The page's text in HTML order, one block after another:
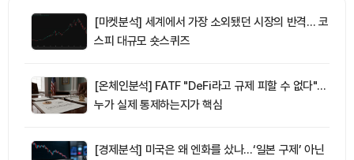
[마켓분석] 세계에서 가장 소외됐던 시장의 반격… 코
스피 대규모 숏스퀴즈
[온체인분석] FATF "DeFi라고 규제 피할 수 없다"…
누가 실제 통제하는지가 핵심
[경제분석] 미국은 왜 엔화를 샀나…‘일본 구제’ 아닌